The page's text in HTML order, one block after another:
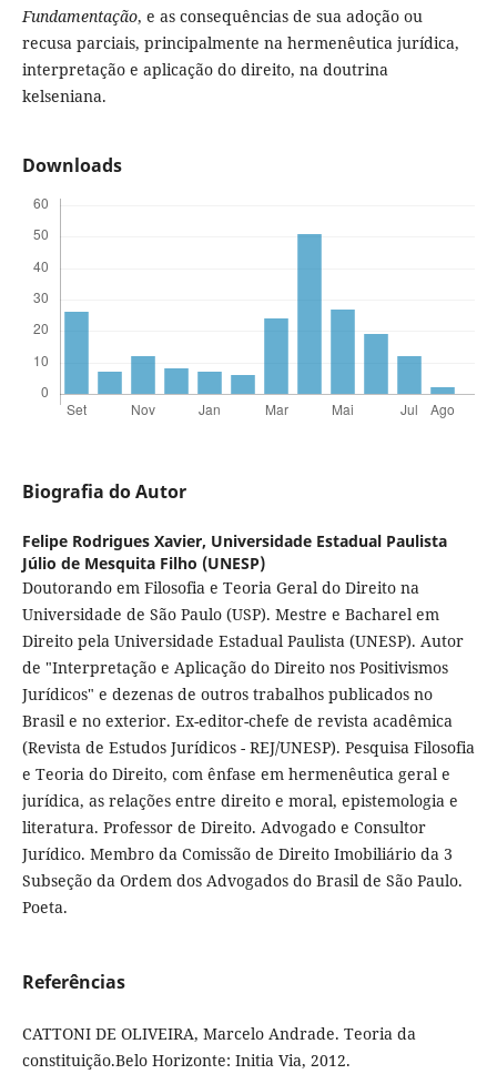
Fundamentação, e as consequências de sua adoção ou
recusa parciais, principalmente na hermenêutica jurídica,
interpretação e aplicação do direito, na doutrina
kelseniana.
Downloads
Biografia do Autor
Felipe Rodrigues Xavier, Universidade Estadual Paulista
Júlio de Mesquita Filho (UNESP)
Doutorando em Filosofia e Teoria Geral do Direito na
Universidade de São Paulo (USP). Mestre e Bacharel em
Direito pela Universidade Estadual Paulista (UNESP). Autor
de "Interpretação e Aplicação do Direito nos Positivismos
Jurídicos" e dezenas de outros trabalhos publicados no
Brasil e no exterior. Ex-editor-chefe de revista acadêmica
(Revista de Estudos Jurídicos - REJ/UNESP). Pesquisa Filosofia
e Teoria do Direito, com ênfase em hermenêutica geral e
jurídica, as relações entre direito e moral, epistemologia e
literatura. Professor de Direito. Advogado e Consultor
Jurídico. Membro da Comissão de Direito Imobiliário da 3
Subseção da Ordem dos Advogados do Brasil de São Paulo.
Poeta.
Referências
CATTONI DE OLIVEIRA, Marcelo Andrade. Teoria da
constituição.Belo Horizonte: Initia Via, 2012.